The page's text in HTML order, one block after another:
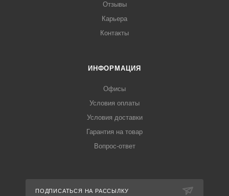
Отзывы
Карьера
Контакты
ИНФОРМАЦИЯ
Офисы
Условия оплаты
Условия доставки
Гарантия на товар
Вопрос-ответ
ПОДПИСАТЬСЯ НА РАССЫЛКУ